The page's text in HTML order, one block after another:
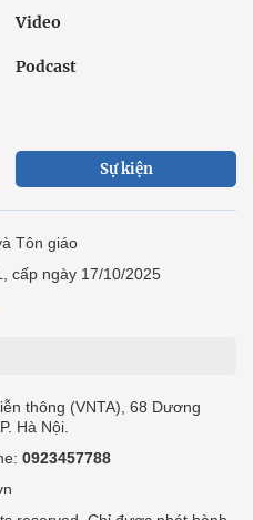
Video
Podcast
Sự kiện
Tôn giáo
cấp ngày 17/10/2025
thông (VNTA), 68 Dương
Hà Nội.
0923457788